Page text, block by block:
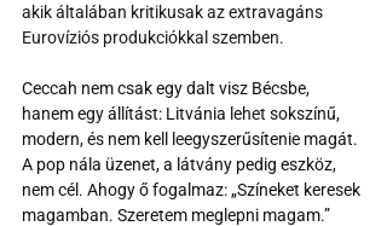
akik általában kritikusak az extravagáns
Eurovíziós produkciókkal szemben.
Ceccah nem csak egy dalt visz Bécsbe,
hanem egy állítást: Litvánia lehet sokszínű,
modern, és nem kell leegyszerűsítenie magát.
A pop nála üzenet, a látvány pedig eszköz,
nem cél. Ahogy ő fogalmaz: „Színeket keresek
magamban. Szeretem meglepni magam.”